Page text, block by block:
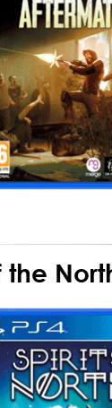
the